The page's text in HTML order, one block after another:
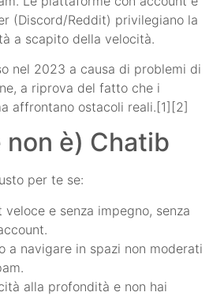
(Discord/Reddit) privilegiano la
a scapito della velocità.
nel 2023 a causa di problemi di
a riprova del fatto che i
affrontano ostacoli reali.[1][2]
non è) Chatib
per te se:
veloce e senza impegno, senza
a navigare in spazi non moderati
alla profondità e non hai